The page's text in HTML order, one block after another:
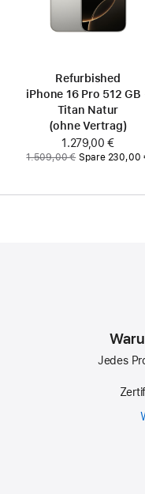
Refurbished
iPhone 16 Pro 512 GB
Titan Natur
(ohne Vertrag)
Jetzt
1.279,00 €
Vorher:
1.509,00 € Spare 230,00
Jedes